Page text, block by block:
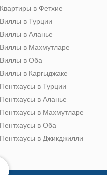
Квартиры в Фетхие
Виллы в Турции
Виллы в Аланье
Виллы в Махмутларе
Виллы в Оба
Виллы в Каргыджаке
Пентхаусы в Турции
Пентхаусы в Аланье
Пентхаусы в Махмутларе
Пентхаусы в Оба
Пентхаусы в Джикджилли